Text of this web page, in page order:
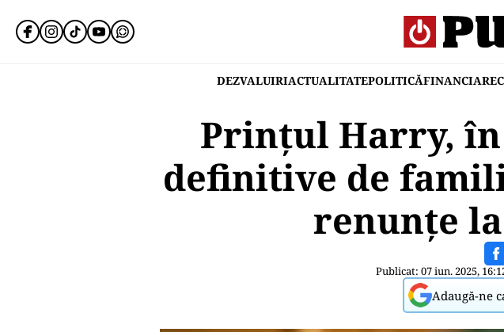
DEZVALUIRIACTUALITATEPOLITICĂFINANCIAR
Prințul Harry,
definitive de
renunțe
Publicat: 07 iun. 2025,
Adaugă-ne